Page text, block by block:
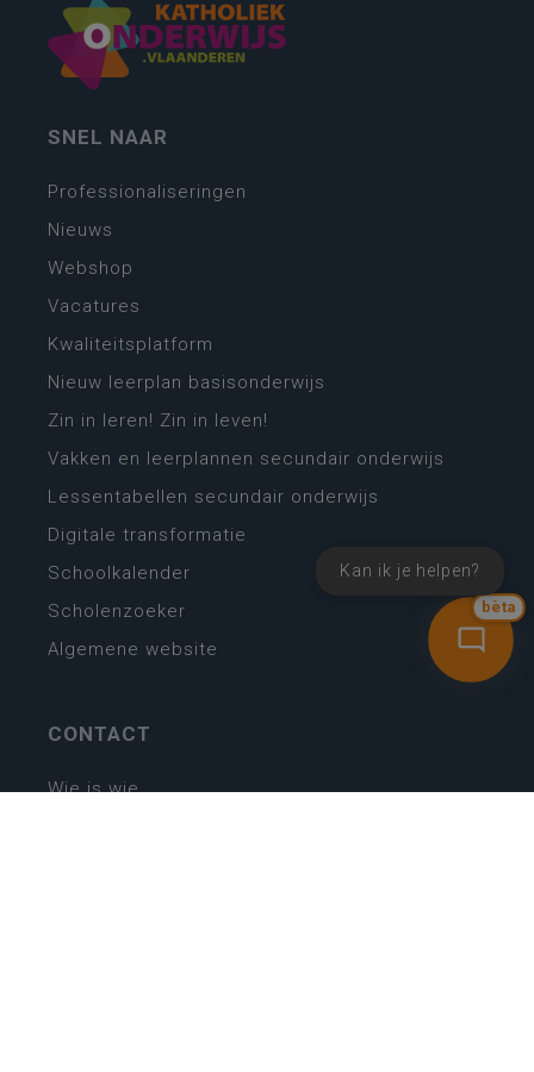
bèta
Kan ik je helpen?
SNEL NAAR
Professionaliseringen
Nieuws
Webshop
Vacatures
Kwaliteitsplatform
Nieuw leerplan basisonderwijs
Zin in leren! Zin in leven!
Vakken en leerplannen secundair onderwijs
Lessentabellen secundair onderwijs
Digitale transformatie
Schoolkalender
Scholenzoeker
Algemene website
CONTACT
Wie is wie